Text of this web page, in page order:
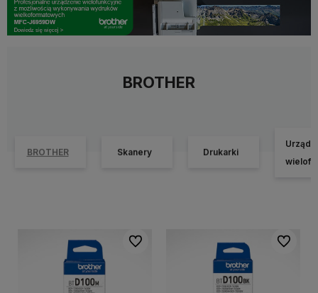
BROTHER
BROTHER Skanery Drukarki
Do ulubionych Do